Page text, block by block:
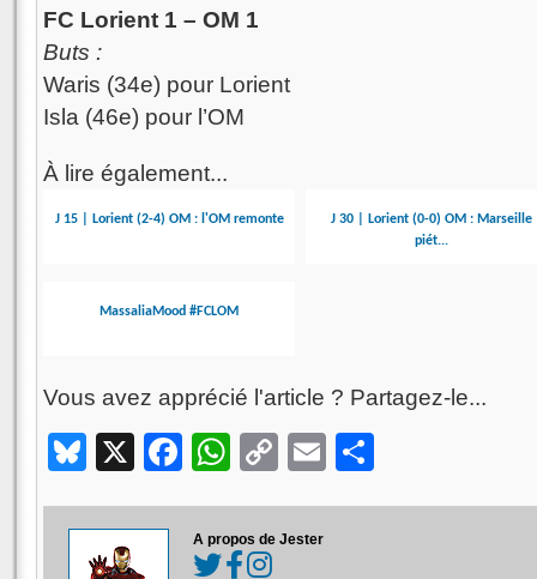
FC Lorient 1 – OM 1
Buts :
Waris (34e) pour Lorient
Isla (46e) pour l’OM
À lire également...
J 15 | Lorient (2-4) OM : l'OM remonte
J 30 | Lorient (0-0) OM : Marseille
piét...
MassaliaMood #FCLOM
Vous avez apprécié l'article ? Partagez-le...
Bluesky
X Facebook
WhatsApp
CopyEmail
A propos de Jester